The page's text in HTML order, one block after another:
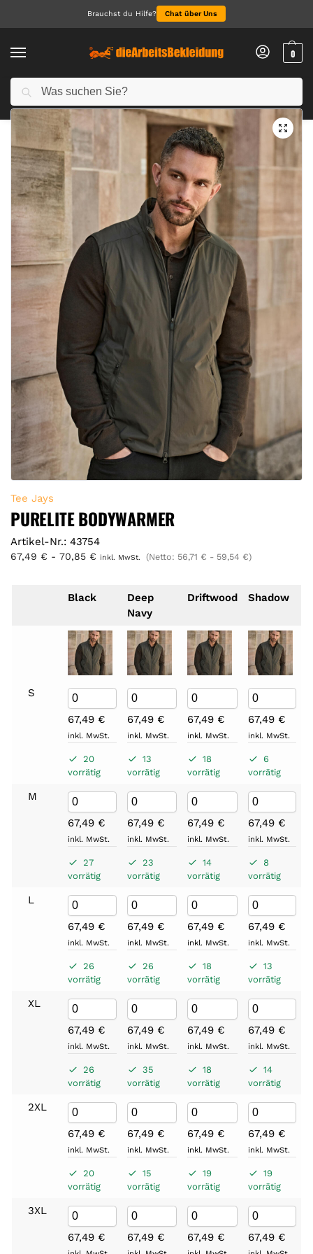
Brauchst du Hilfe? Chat über Uns
0
Start NEU 2026 / PureLite Bodywarmer
Tee Jays
PURELITE BODYWARMER
Artikel-Nr.: 43754
67,49 € - 70,85 € inkl. MwSt. (Netto: 56,71 € - 59,54 €)
Black
Deep
Navy
Driftwood Shadow
S
67,49 €
inkl. MwSt.
20
vorrätig
67,49 €
inkl. MwSt.
13
vorrätig
67,49 €
inkl. MwSt.
18
vorrätig
67,49 €
inkl. MwSt.
6
vorrätig
M
67,49 €
inkl. MwSt.
27
vorrätig
67,49 €
inkl. MwSt.
23
vorrätig
67,49 €
inkl. MwSt.
14
vorrätig
67,49 €
inkl. MwSt.
8
vorrätig
L
67,49 €
inkl. MwSt.
26
vorrätig
67,49 €
inkl. MwSt.
26
vorrätig
67,49 €
inkl. MwSt.
18
vorrätig
67,49 €
inkl. MwSt.
13
vorrätig
XL
67,49 €
inkl. MwSt.
26
vorrätig
67,49 €
inkl. MwSt.
35
vorrätig
67,49 €
inkl. MwSt.
18
vorrätig
67,49 €
inkl. MwSt.
14
vorrätig
2XL
67,49 €
inkl. MwSt.
20
vorrätig
67,49 €
inkl. MwSt.
15
vorrätig
67,49 €
inkl. MwSt.
19
vorrätig
67,49 €
inkl. MwSt.
19
vorrätig
3XL
67,49 € 67,49 € 67,49 € 67,49 €